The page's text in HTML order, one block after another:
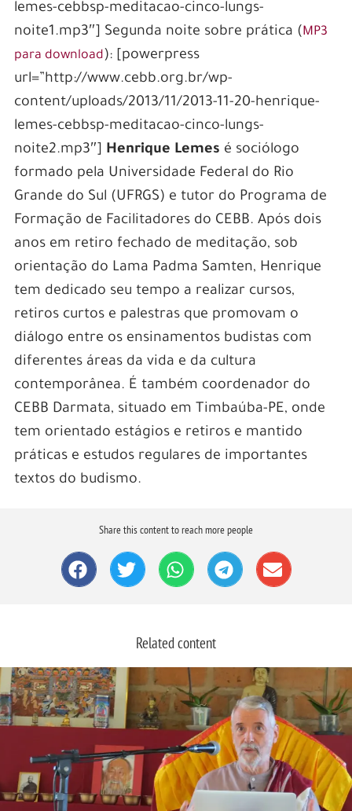
lemes-cebbsp-meditacao-cinco-lungs-
noite1.mp3″] Segunda noite sobre prática (MP3
para download): [powerpress
url=”http://www.cebb.org.br/wp-
content/uploads/2013/11/2013-11-20-henrique-
lemes-cebbsp-meditacao-cinco-lungs-
noite2.mp3″] Henrique Lemes é sociólogo
formado pela Universidade Federal do Rio
Grande do Sul (UFRGS) e tutor do Programa de
Formação de Facilitadores do CEBB. Após dois
anos em retiro fechado de meditação, sob
orientação do Lama Padma Samten, Henrique
tem dedicado seu tempo a realizar cursos,
retiros curtos e palestras que promovam o
diálogo entre os ensinamentos budistas com
diferentes áreas da vida e da cultura
contemporânea. É também coordenador do
CEBB Darmata, situado em Timbaúba-PE, onde
tem orientado estágios e retiros e mantido
práticas e estudos regulares de importantes
textos do budismo.
Share this content to reach more people
Related content